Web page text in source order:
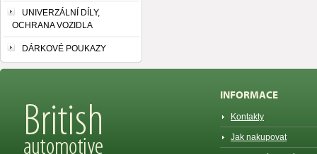
UNIVERZÁLNÍ DÍLY,
OCHRANA VOZIDLA
DÁRKOVÉ POUKAZY
INFORMACE
Kontakty
Jak nakupovat